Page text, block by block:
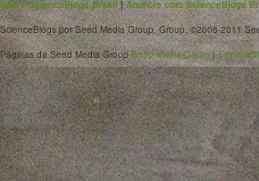
Sobre ScienceBlogs Brasil|Anuncie com ScienceBlogs
ScienceBlogs por Seed Media Group. Group. ©2006-2011
Páginas da Seed Media GroupSeed Media Group|